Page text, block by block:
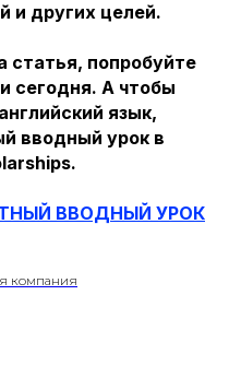
и других целей.
статья, попробуйте
сегодня. А чтобы
язык,
вводный урок в
ВВОДНЫЙ УРОК
компания